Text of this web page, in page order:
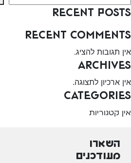
Recent Posts
Recent Comments
אין תגובות להציג.
Archives
אין ארכיון לתצוגה.
Categories
אין קטגוריות
השארו
מעודכנים